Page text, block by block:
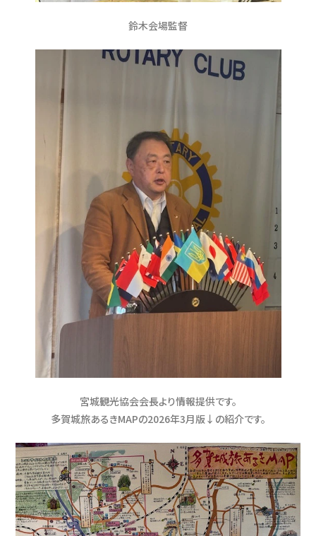
鈴木会場監督
宮城観光協会会長より情報提供です。
多賀城旅あるきMAPの2026年3月版↓の紹介です。